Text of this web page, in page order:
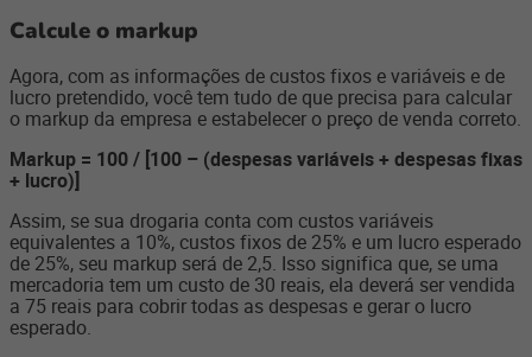
Calcule o markup
Agora, com as informações de custos fixos e variáveis e de
lucro pretendido, você tem tudo de que precisa para calcular
o markup da empresa e estabelecer o preço de venda correto.
Markup = 100 / [100 – (despesas variáveis + despesas fixas
+ lucro)]
Assim, se sua drogaria conta com custos variáveis
equivalentes a 10%, custos fixos de 25% e um lucro esperado
de 25%, seu markup será de 2,5. Isso significa que, se uma
mercadoria tem um custo de 30 reais, ela deverá ser vendida
a 75 reais para cobrir todas as despesas e gerar o lucro
esperado.